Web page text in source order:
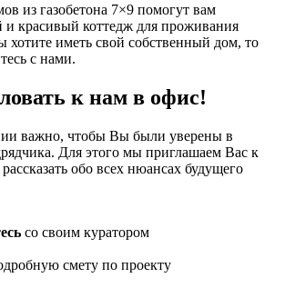
из газобетона 7×9 помогут вам
красивый коттедж для проживания
хотите иметь свой собственный дом, то
с нами.
к нам в офис!
важно, чтобы Вы были уверены в
Для этого мы приглашаем Вас к
обо всех нюансах будущего
со своим куратором
смету по проекту